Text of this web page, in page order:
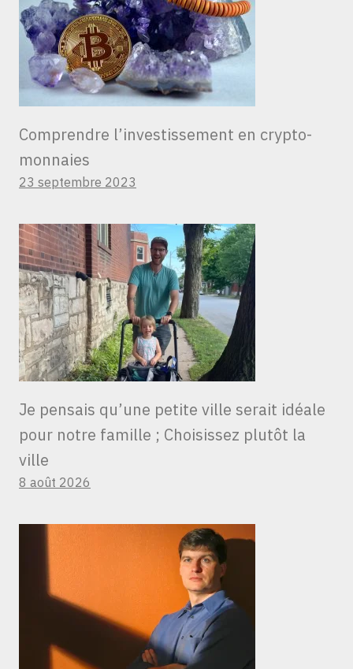
Comprendre l’investissement en crypto-
monnaies
23 septembre 2023
Je pensais qu’une petite ville serait idéale
pour notre famille ; Choisissez plutôt la
ville
8 août 2026